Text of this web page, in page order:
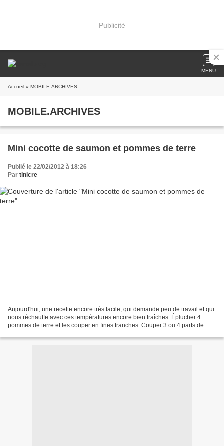
Publicité
MENU
Accueil » MOBILE.ARCHIVES
MOBILE.ARCHIVES
Mini cocotte de saumon et pommes de terre
Publié le 22/02/2012 à 18:26
Par tinicre
Aujourd'hui, une recette encore très facile, qui demande peu de travail et qui
nous réchauffe avec ces températures encore bien fraîches: Éplucher 4
pommes de terre et les couper en fines tranches. Couper 3 ou 4 parts de